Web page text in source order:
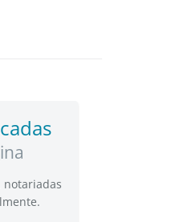
notariadas